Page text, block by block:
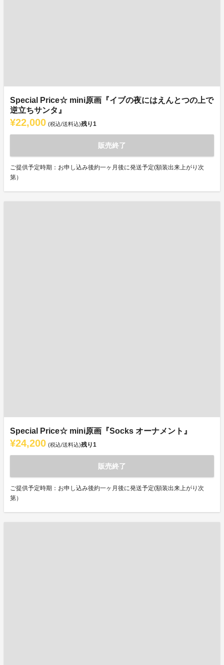
Special Price☆ mini原画『イブの夜にはえんとつの上で
逆立ちサンタ』
¥22,000 (税込/送料込)残り1
販売終了
ご提供予定時期：お申し込み後約一ヶ月後に発送予定(額装出来上がり次
第）
Special Price☆ mini原画『Socks オーナメント』
¥24,200 (税込/送料込)残り1
販売終了
ご提供予定時期：お申し込み後約一ヶ月後に発送予定(額装出来上がり次
第）